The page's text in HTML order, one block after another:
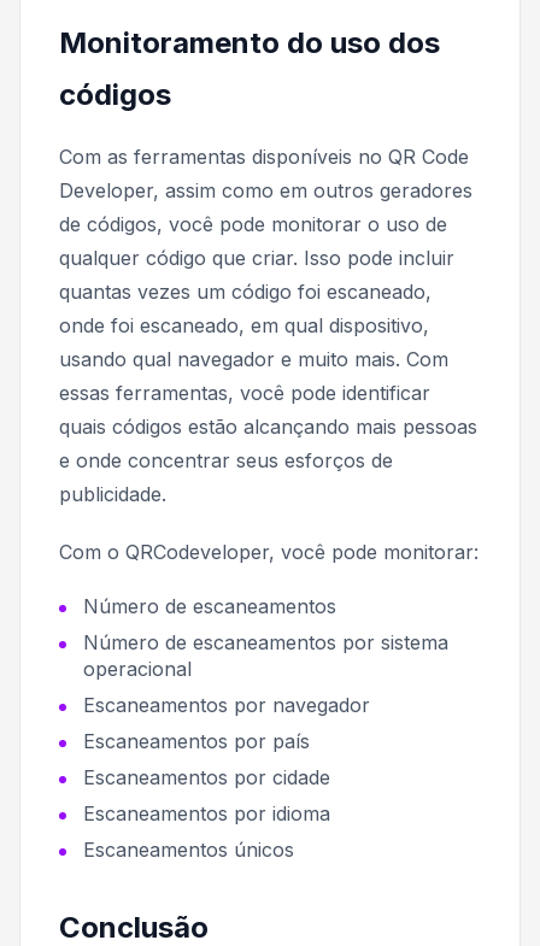
Monitoramento do uso dos
códigos
Com as ferramentas disponíveis no QR Code
Developer, assim como em outros geradores
de códigos, você pode monitorar o uso de
qualquer código que criar. Isso pode incluir
quantas vezes um código foi escaneado,
onde foi escaneado, em qual dispositivo,
usando qual navegador e muito mais. Com
essas ferramentas, você pode identificar
quais códigos estão alcançando mais pessoas
e onde concentrar seus esforços de
publicidade.
Com o QRCodeveloper, você pode monitorar:
Número de escaneamentos
Número de escaneamentos por sistema
operacional
Escaneamentos por navegador
Escaneamentos por país
Escaneamentos por cidade
Escaneamentos por idioma
Escaneamentos únicos
Conclusão